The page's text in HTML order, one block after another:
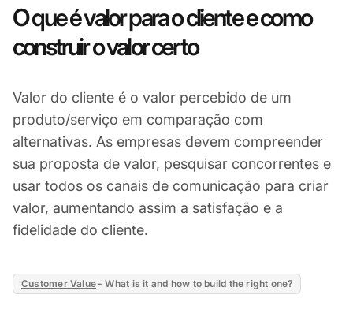
O que é valor para o cliente e como
construir o valor certo
Valor do cliente é o valor percebido de um
produto/serviço em comparação com
alternativas. As empresas devem compreender
sua proposta de valor, pesquisar concorrentes e
usar todos os canais de comunicação para criar
valor, aumentando assim a satisfação e a
fidelidade do cliente.
Customer Value - What is it and how to build the right one?